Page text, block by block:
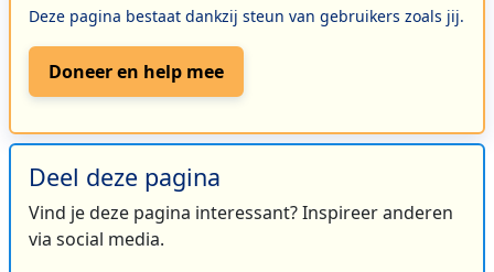
Deze pagina bestaat dankzij steun van gebruikers zoals jij.
Doneer en help mee
Deel deze pagina
Vind je deze pagina interessant? Inspireer anderen
via social media.